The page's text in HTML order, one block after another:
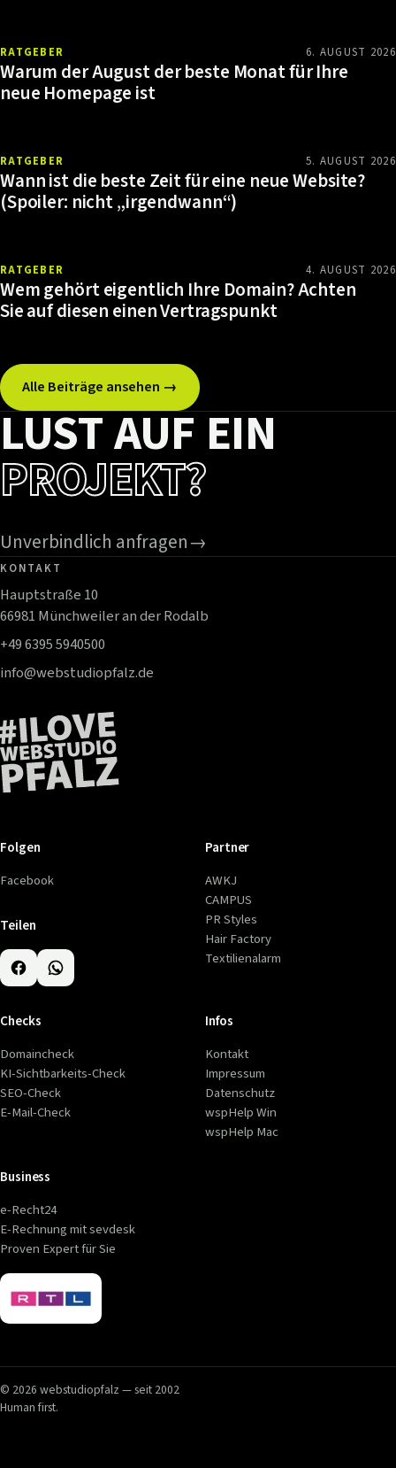
RATGEBER 6. AUGUST 2026
Warum der August der beste Monat für Ihre
neue Homepage ist
RATGEBER 5. AUGUST 2026
Wann ist die beste Zeit für eine neue Website?
(Spoiler: nicht „irgendwann“)
RATGEBER 4. AUGUST 2026
Wem gehört eigentlich Ihre Domain? Achten
Sie auf diesen einen Vertragspunkt
Alle Beiträge ansehen →
LUST AUF EIN
PROJEKT?
Unverbindlich anfragen→
KONTAKT
Hauptstraße 10
66981 Münchweiler an der Rodalb
+49 6395 5940500
info@webstudiopfalz.de
Folgen
Facebook
Teilen
Partner
AWKJ
CAMPUS
PR Styles
Hair Factory
Textilienalarm
Checks
Domaincheck
KI-Sichtbarkeits-Check
SEO-Check
E-Mail-Check
Infos
Kontakt
Impressum
Datenschutz
wspHelp Win
wspHelp Mac
Business
e-Recht24
E-Rechnung mit sevdesk
Proven Expert für Sie
© 2026 webstudiopfalz — seit 2002
Human first.